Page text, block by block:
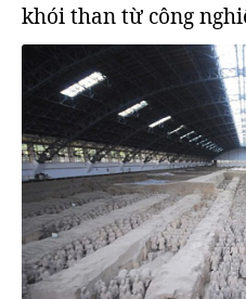
khói than từ công